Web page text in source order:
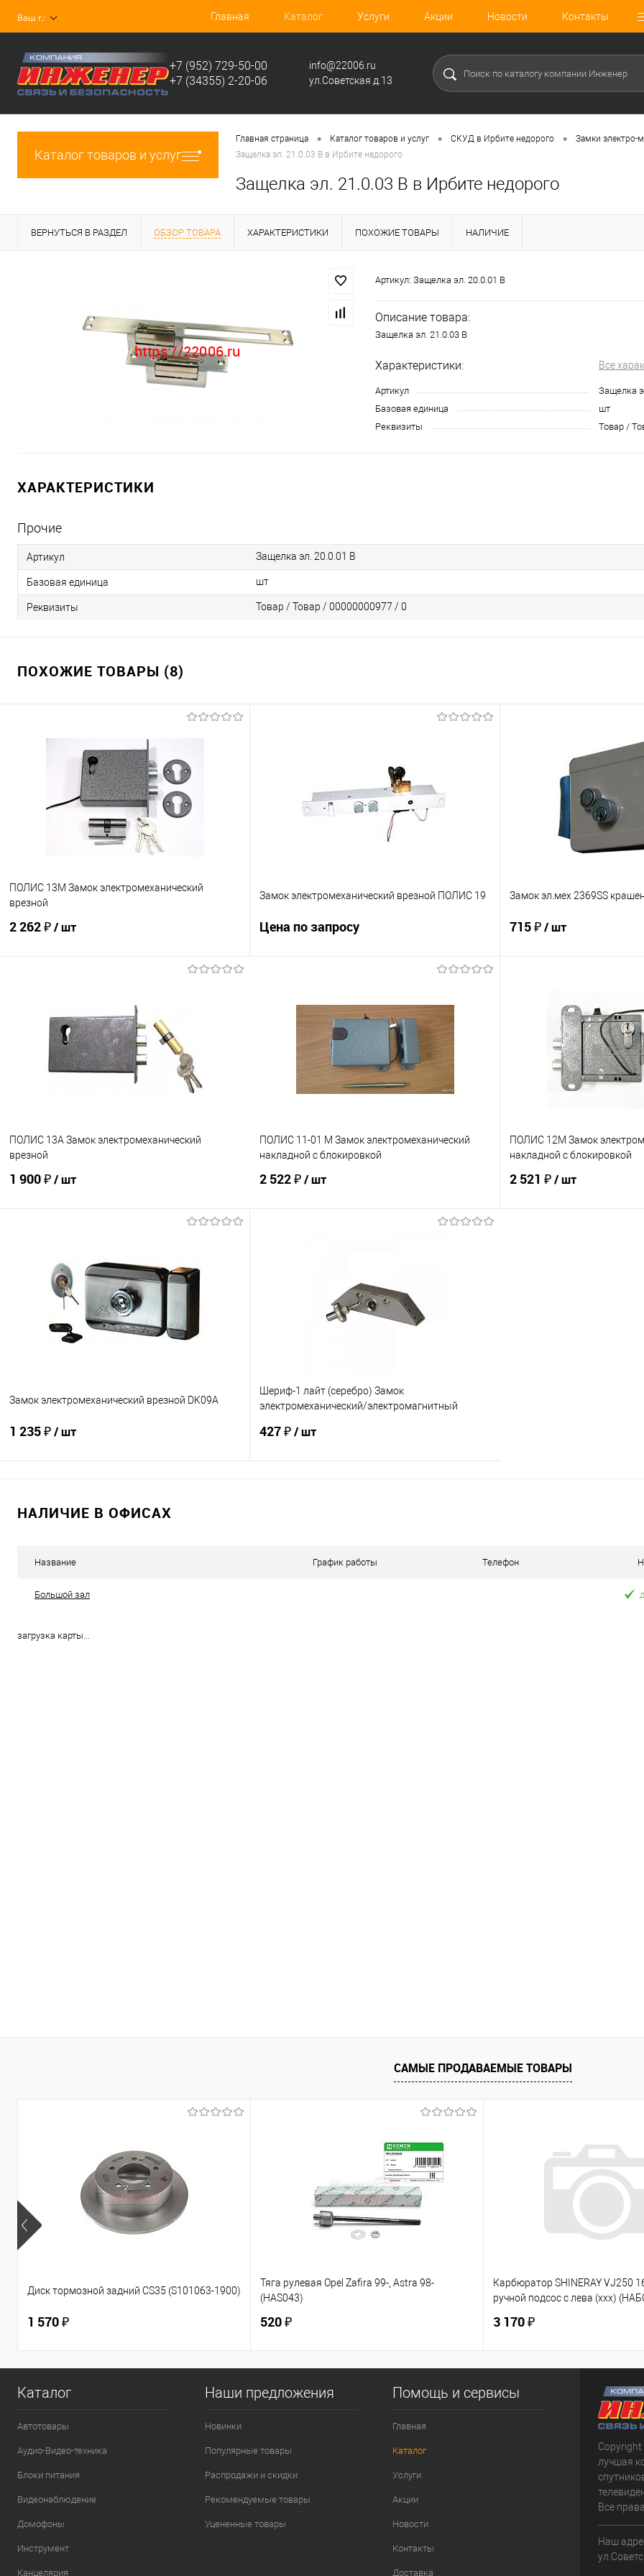
Ваш г.: Главная Каталог Услуги Акции Новости Контакты
+7 (952) 729-50-00
+7 (34355) 2-20-06
info@22006.ru
ул.Советская д.13
Каталог товаров и услуг
Главная страница • Каталог товаров и услуг • СКУД в Ирбите недорого •
Замки электро-
Защелка эл. 21.0.03 В в Ирбите недорого
Защелка эл. 21.0.03 В в Ирбите недорого
ВЕРНУТЬСЯ В РАЗДЕЛ ОБЗОР ТОВАРА ХАРАКТЕРИСТИКИ ПОХОЖИЕ ТОВАРЫ НАЛИЧИЕ
Артикул: Защелка эл. 20.0.01 В
Описание товара:
Защелка эл. 21.0.03 В
Характеристики: Все
Артикул
Защелка
Базовая единица
шт
Реквизиты
Товар /
ХАРАКТЕРИСТИКИ
Прочие
Артикул Защелка эл. 20.0.01 В
Базовая единица шт
Реквизиты Товар / Товар / 00000000977 / 0
ПОХОЖИЕ ТОВАРЫ (8)
ПОЛИС 13М Замок электромеханический
врезной
2 262 ₽/ шт
Купить в 1 клик
К сравнению
В избранное
В наличии
Замок электромеханический врезной ПОЛИС 19
Цена по запросу
Купить в 1 клик
К сравнению
В избранное
В наличии
Замок эл.мех 2369SS
715 ₽/ шт
Купить в 1 клик
В избранное
ПОЛИС 13А Замок электромеханический
врезной
1 900 ₽/ шт
Купить в 1 клик
К сравнению
В избранное
В наличии
ПОЛИС 11-01 М Замок электромеханический
накладной с блокировкой
2 522 ₽/ шт
В наличии
ПОЛИС 12М Замок
накладной с блокировкой
2 521 ₽/ шт
Замок электромеханический врезной DK09A
1 235 ₽/ шт
Шериф-1 лайт (серебро) Замок
электромеханический/электромагнитный
427 ₽/ шт
НАЛИЧИЕ В ОФИСАХ
Название График работы Телефон
Большой зал
загрузка карты...
САМЫЕ ПРОДАВАЕМЫЕ ТОВАРЫ
Диск тормозной задний CS35 (S101063-1900)
1 570 ₽
Тяга рулевая Opel Zafira 99-, Astra 98-
(HAS043)
520 ₽
Карбюратор SHINERAY VJ250
ручной подсос с лева (ххх)
3 170 ₽
Каталог
Автотовары
Аудио-Видео-техника
Блоки питания
Видеонаблюдение
Домофоны
Инструмент
Канцелярия
Наши предложения
Новинки
Популярные товары
Распродажи и скидки
Рекомендуемые товары
Уцененные товары
Помощь и сервисы
Главная
Каталог
Услуги
Акции
Новости
Контакты
Доставка
лучшая
Все
Наш